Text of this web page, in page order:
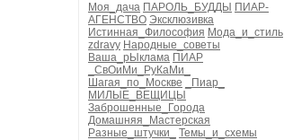
Моя_дача ПАРОЛЬ_БУДДЫ ПИАР-
АГЕНСТВО Эксклюзивка
Истинная_Философия Мода_и_стиль
zdravy Народные_советы
Ваша_рЫклама ПИАР
_СвОиМи_РуКаМи_
Шагая_по_Москве
_Пиар_
МИЛЫЕ_ВЕЩИЦЫ
Заброшенные_Города
Домашняя_Мастерская
Разные_штучки_
Темы_и_схемы